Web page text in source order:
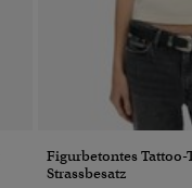
Figurbetontes
Strassbesatz